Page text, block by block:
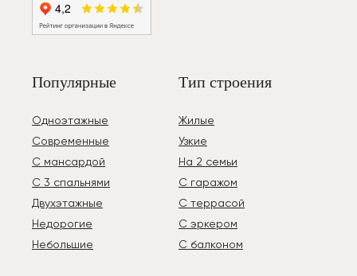
Популярные Тип строения
Одноэтажные
Современные
С мансардой
С 3 спальнями
Двухэтажные
Недорогие
Небольшие
Жилые
Узкие
На 2 семьи
С гаражом
С террасой
С эркером
С балконом